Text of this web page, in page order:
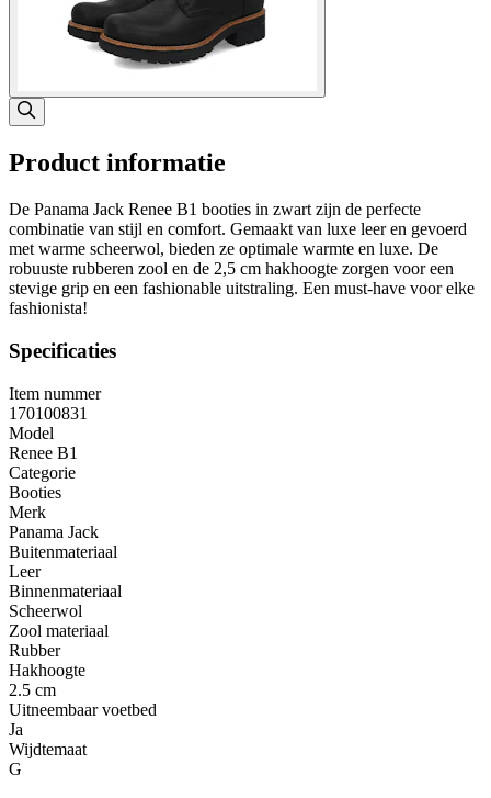
Product informatie
De Panama Jack Renee B1 booties in zwart zijn de perfecte
combinatie van stijl en comfort. Gemaakt van luxe leer en gevoerd
met warme scheerwol, bieden ze optimale warmte en luxe. De
robuuste rubberen zool en de 2,5 cm hakhoogte zorgen voor een
stevige grip en een fashionable uitstraling. Een must-have voor elke
fashionista!
Specificaties
Item nummer
170100831
Model
Renee B1
Categorie
Booties
Merk
Panama Jack
Buitenmateriaal
Leer
Binnenmateriaal
Scheerwol
Zool materiaal
Rubber
Hakhoogte
2.5 cm
Uitneembaar voetbed
Ja
Wijdtemaat
G